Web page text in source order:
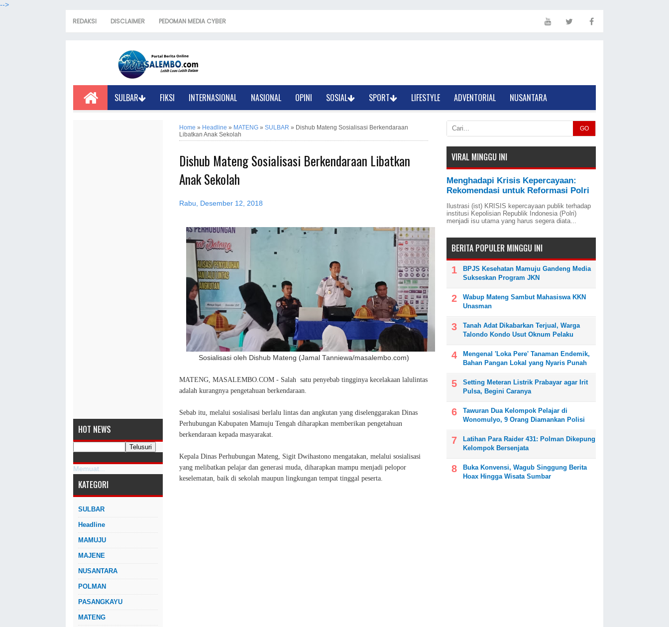
-->
REDAKSI DISCLAIMER PEDOMAN MEDIA CYBER
SULBAR FIKSI INTERNASIONAL NASIONAL OPINI SOSIAL SPORT LIFESTYLE ADVENTORIAL NUSANTARA
HOT NEWS
Memuat...
KATEGORI
SULBAR
Headline
MAMUJU
MAJENE
NUSANTARA
POLMAN
PASANGKAYU
MATENG
Home » Headline » MATENG » SULBAR » Dishub Mateng Sosialisasi Berkendaraan
Libatkan Anak Sekolah
Dishub Mateng Sosialisasi Berkendaraan Libatkan
Anak Sekolah
Rabu, Desember 12, 2018
Sosialisasi oleh Dishub Mateng (Jamal Tanniewa/masalembo.com)
MATENG, MASALEMBO.COM - Salah satu penyebab tingginya kecelakaan lalulintas
adalah kurangnya pengetahuan berkendaraan.
Sebab itu, melalui sosialisasi berlalu lintas dan angkutan yang diselenggarakan Dinas
Perhubungan Kabupaten Mamuju Tengah diharapkan memberikan pengetahuan
berkendaraan kepada masyarakat.
Kepala Dinas Perhubungan Mateng, Sigit Dwihastono mengatakan, melalui sosialisasi
yang melibatkan pelajar dan generasi muda, diharapkan mampu menjadi pelopor
keselematan, baik di sekolah maupun lingkungan tempat tinggal peserta.
GO
VIRAL MINGGU INI
Menghadapi Krisis Kepercayaan:
Rekomendasi untuk Reformasi Polri
Ilustrasi (ist) KRISIS kepercayaan publik terhadap
institusi Kepolisian Republik Indonesia (Polri)
menjadi isu utama yang harus segera diata...
BERITA POPULER MINGGU INI
BPJS Kesehatan Mamuju Gandeng Media
Sukseskan Program JKN
Wabup Mateng Sambut Mahasiswa KKN
Unasman
Tanah Adat Dikabarkan Terjual, Warga
Talondo Kondo Usut Oknum Pelaku
Mengenal 'Loka Pere' Tanaman Endemik,
Bahan Pangan Lokal yang Nyaris Punah
Setting Meteran Listrik Prabayar agar Irit
Pulsa, Begini Caranya
Tawuran Dua Kelompok Pelajar di
Wonomulyo, 9 Orang Diamankan Polisi
Latihan Para Raider 431: Polman Dikepung
Kelompok Bersenjata
Buka Konvensi, Wagub Singgung Berita
Hoax Hingga Wisata Sumbar